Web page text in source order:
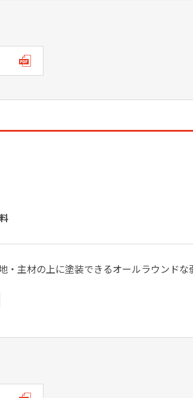
・主材の上に塗装できるオールラウンドな